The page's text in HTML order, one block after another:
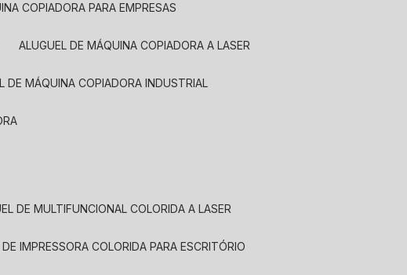
COPIADORA PARA EMPRESAS
ALUGUEL DE MÁQUINA COPIADORA A LASER
DE MÁQUINA COPIADORA INDUSTRIAL
DE MULTIFUNCIONAL COLORIDA A LASER
DE IMPRESSORA COLORIDA PARA ESCRITÓRIO